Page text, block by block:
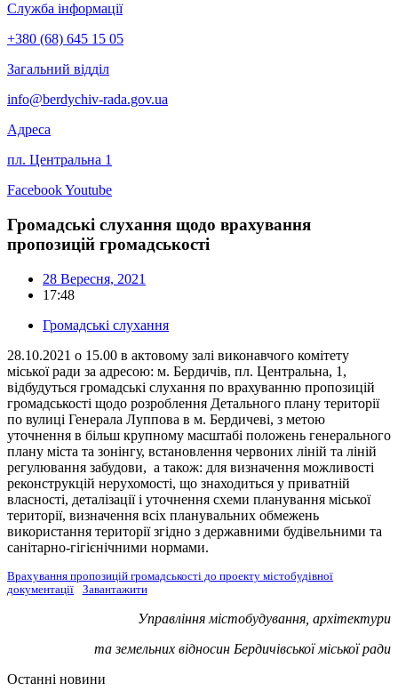
Служба інформації
+380 (68) 645 15 05
Загальний відділ
info@berdychiv-rada.gov.ua
Адреса
пл. Центральна 1
FacebookYoutube
Громадські слухання щодо врахування
пропозицій громадськості
28 Вересня, 2021
17:48
Громадські слухання
28.10.2021 о 15.00 в актовому залі виконавчого комітету
міської ради за адресою: м. Бердичів, пл. Центральна, 1,
відбудуться громадські слухання по врахуванню пропозицій
громадськості щодо розроблення Детального плану території
по вулиці Генерала Луппова в м. Бердичеві, з метою
уточнення в більш крупному масштабі положень генерального
плану міста та зонінгу, встановлення червоних ліній та ліній
регулювання забудови, а також: для визначення можливості
реконструкцій нерухомості, що знаходиться у приватній
власності, деталізації і уточнення схеми планування міської
території, визначення всіх планувальних обмежень
використання території згідно з державними будівельними та
санітарно-гігієнічними нормами.
Врахування пропозицій громадськості до проекту містобудівної
документації
Завантажити
Управління містобудування, архітектури
та земельних відносин Бердичівської міської ради
Останні новини